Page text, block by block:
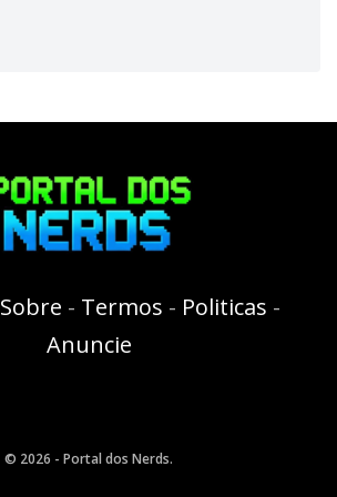
Sobre - Termos - Politicas -
Anuncie
© 2026 - Portal dos Nerds.